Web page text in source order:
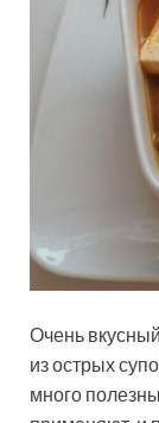
Очень
из острых
много